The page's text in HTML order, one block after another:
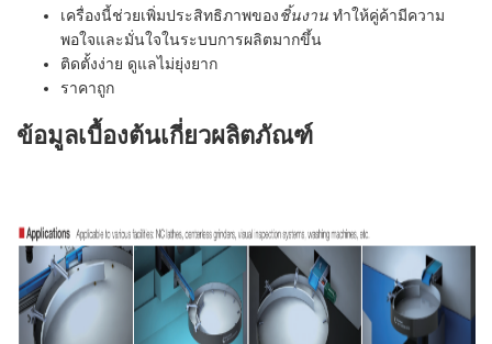
เครื่องนี้ช่วยเพิ่มประสิทธิภาพของชิ้นงาน ทำให้คู่ค้ามีความ
พอใจและมั่นใจในระบบการผลิตมากขึ้น
ติดตั้งง่าย ดูแลไม่ยุ่งยาก
ราคาถูก
ข้อมูลเบื้องต้นเกี่ยวผลิตภัณฑ์